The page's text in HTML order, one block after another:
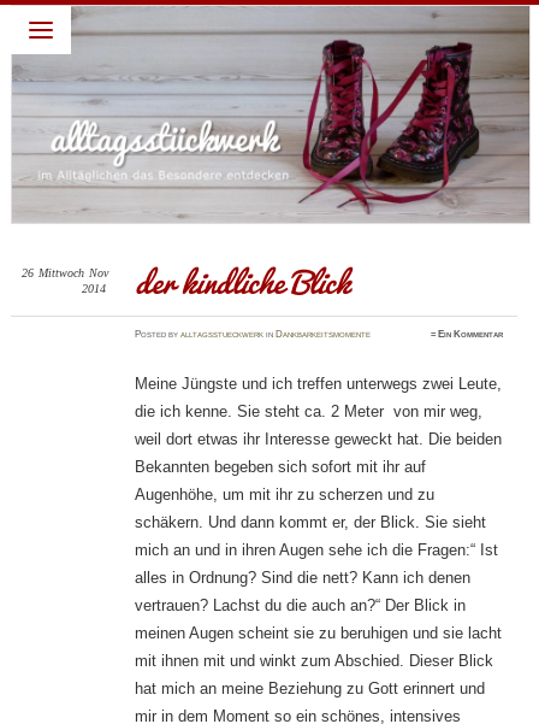
alltagsstückwerk
~ Leben lieben – Familie feiern: darum geht es in diesem
Blog: ein Jahr habe ich täglich eine Sache gepostet für die
ich Gott dankbar bin. Diese abendliche Gewohnheit verhalf
mir zu einem dankbaren Blick und deshalb schreibe ich
weiter. Dies ist nur ein Blick, ein kleiner Teil, ein kurzer
Moment meines Alltages, die schönen Momente festhalten,
die dankbaren Momente feiern…
der kindliche Blick
26 Mittwoch Nov
2014
Postedbyalltagsstueckwerk in Dankbarkeitsmomente ≈ Ein Kommentar
Meine Jüngste und ich treffen unterwegs zwei Leute,
die ich kenne. Sie steht ca. 2 Meter von mir weg,
weil dort etwas ihr Interesse geweckt hat. Die beiden
Bekannten begeben sich sofort mit ihr auf
Augenhöhe, um mit ihr zu scherzen und zu
schäkern. Und dann kommt er, der Blick. Sie sieht
mich an und in ihren Augen sehe ich die Fragen:“ Ist
alles in Ordnung? Sind die nett? Kann ich denen
vertrauen? Lachst du die auch an?“ Der Blick in
meinen Augen scheint sie zu beruhigen und sie lacht
mit ihnen mit und winkt zum Abschied. Dieser Blick
hat mich an meine Beziehung zu Gott erinnert und
mir in dem Moment so ein schönes, intensives